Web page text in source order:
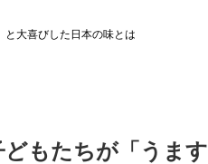
大喜びした日本の味とは
もたちが「うます